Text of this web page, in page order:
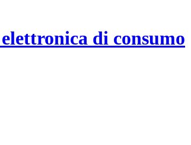
di consumo